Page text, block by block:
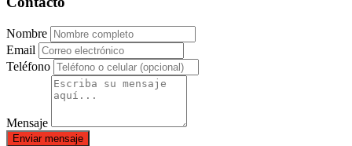
Nombre
Email
Teléfono
Mensaje
Enviar mensaje